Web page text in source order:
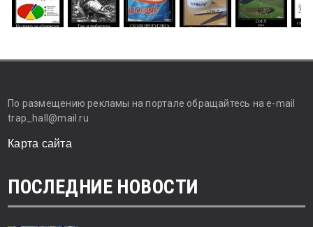
По размещению рекламы на портале обращайтесь на e-mail
trap_hall@mail.ru
Карта сайта
ПОСЛЕДНИЕ НОВОСТИ